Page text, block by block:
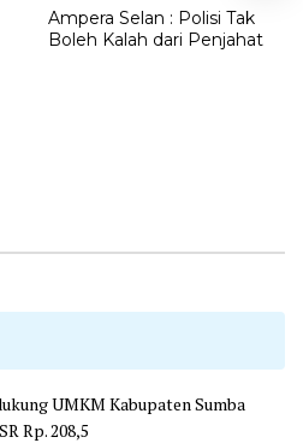
Ampera Selan : Polisi Tak
Boleh Kalah dari Penjahat